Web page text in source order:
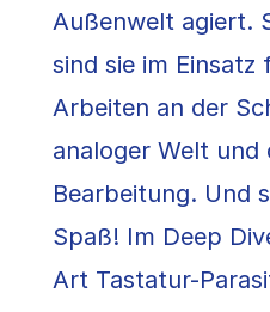
Außenwelt agiert.
sind sie im
Arbeiten an der
analoger Welt und
Bearbeitung. Und
Spaß! Im Deep
Art Tastatur-